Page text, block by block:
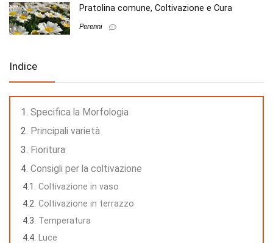
Pratolina comune, Coltivazione e Cura
Perenni
Indice
Specifica la Morfologia
Principali varietà
Fioritura
Consigli per la coltivazione
Coltivazione in vaso
Coltivazione in terrazzo
Temperatura
Luce